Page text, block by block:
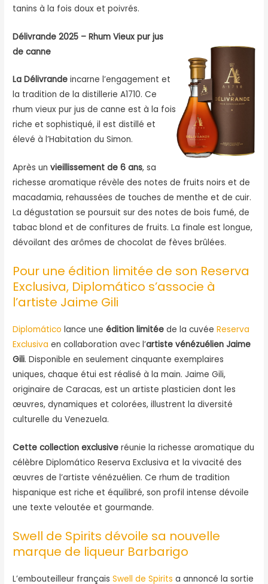
tanins à la fois doux et poivrés.
Délivrande 2025 – Rhum Vieux pur jus
de canne
La Délivrande incarne l’engagement et
la tradition de la distillerie A1710. Ce
rhum vieux pur jus de canne est à la fois
riche et sophistiqué, il est distillé et
élevé à l’Habitation du Simon.
Après unvieillissement de 6 ans, sa
richesse aromatique révèle des notes de fruits noirs et de
macadamia, rehaussées de touches de menthe et de cuir.
La dégustation se poursuit sur des notes de bois fumé, de
tabac blond et de confitures de fruits. La finale est longue,
dévoilant des arômes de chocolat de fèves brûlées.
Pour une édition limitée de son Reserva
Exclusiva, Diplomático s’associe à
l’artiste Jaime Gili
Diplomático lance uneédition limitée de la cuvéeReserva
Exclusiva en collaboration avec l’artiste vénézuélien Jaime
Gili. Disponible en seulement cinquante exemplaires
uniques, chaque étui est réalisé à la main. Jaime Gili,
originaire de Caracas, est un artiste plasticien dont les
œuvres, dynamiques et colorées, illustrent la diversité
culturelle du Venezuela.
Cette collection exclusive réunie la richesse aromatique du
célèbre Diplomático Reserva Exclusiva et la vivacité des
œuvres de l’artiste vénézuélien. Ce rhum de tradition
hispanique est riche et équilibré, son profil intense dévoile
une texte veloutée et gourmande.
Swell de Spirits dévoile sa nouvelle
marque de liqueur Barbarigo
L’embouteilleur françaisSwell de Spirits a annoncé la sortie